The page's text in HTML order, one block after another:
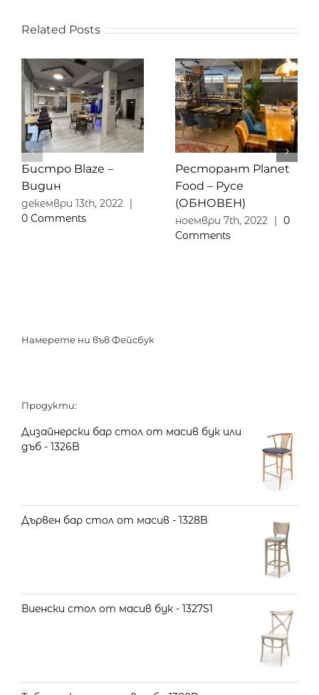
Related Posts
Бистро Blaze –
Видин
декември 13th, 2022 |
0 Comments
Ресторант Planet
Food – Русе
(ОБНОВЕН)
ноември 7th, 2022 | 0
Comments
Намерете ни във Фейсбук
Продукти:
Дизайнерски бар стол от масив бук или
дъб - 1326B
Дървен бар стол от масив - 1328B
Виенски стол от масив бук - 1327S1